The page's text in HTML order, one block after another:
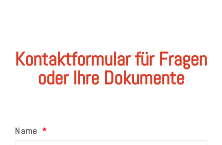
Kontaktformular für Fragen
oder Ihre Dokumente
Name